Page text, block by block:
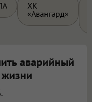
ХК
«Авангард»
аварийный